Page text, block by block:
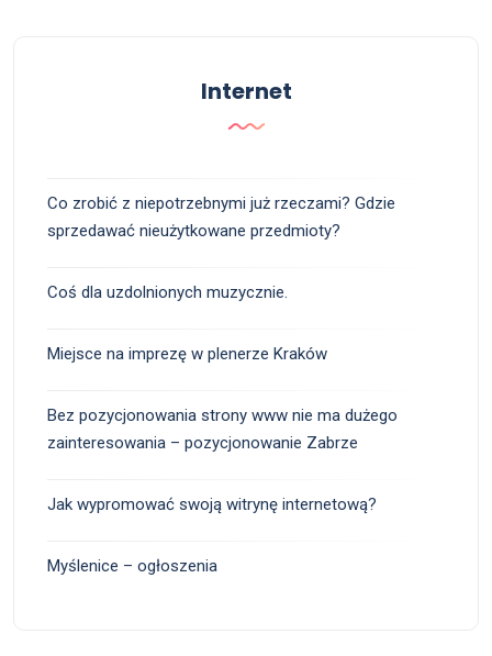
Internet
Co zrobić z niepotrzebnymi już rzeczami? Gdzie
sprzedawać nieużytkowane przedmioty?
Coś dla uzdolnionych muzycznie.
Miejsce na imprezę w plenerze Kraków
Bez pozycjonowania strony www nie ma dużego
zainteresowania – pozycjonowanie Zabrze
Jak wypromować swoją witrynę internetową?
Myślenice – ogłoszenia